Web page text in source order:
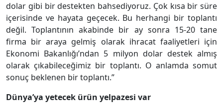
dolar gibi bir destekten bahsediyoruz. Çok kısa bir süre
içerisinde ve hayata geçecek. Bu herhangi bir toplantı
değil. Toplantının akabinde bir ay sonra 15-20 tane
firma bir araya gelmiş olarak ihracat faaliyetleri için
Ekonomi Bakanlığı’ndan 5 milyon dolar destek almış
olarak çıkabileceğimiz bir toplantı. O anlamda somut
sonuç beklenen bir toplantı.”
Dünya’ya yetecek ürün yelpazesi var